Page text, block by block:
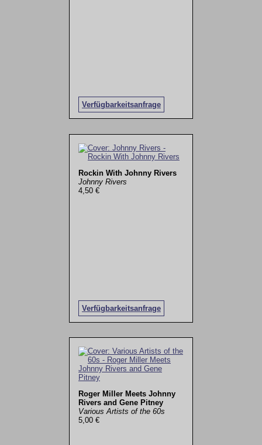
Verfügbarkeitsanfrage
Rockin With Johnny Rivers
Johnny Rivers
4,50 €
Verfügbarkeitsanfrage
Roger Miller Meets Johnny
Rivers and Gene Pitney
Various Artists of the 60s
5,00 €